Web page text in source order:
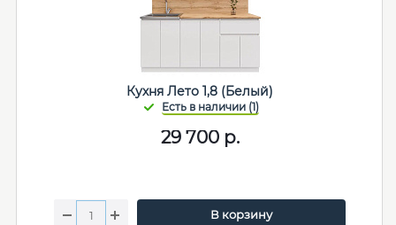
Кухня Лето 1,8 (Белый)
29 700р.
В корзину